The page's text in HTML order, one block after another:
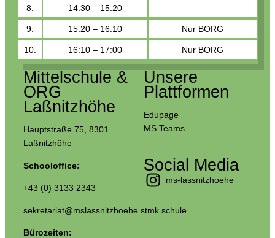
8. 14:30 – 15:20
9. 15:20 – 16:10 Nur BORG
10. 16:10 – 17:00 Nur BORG
Mittelschule &
ORG
Laßnitzhöhe
Hauptstraße 75, 8301
Laßnitzhöhe
Schooloffice:
+43 (0) 3133 2343
sekretariat@mslassnitzhoehe.stmk.schule
Bürozeiten:
Unsere
Plattformen
Edupage
MS Teams
Social Media
ms-lassnitzhoehe